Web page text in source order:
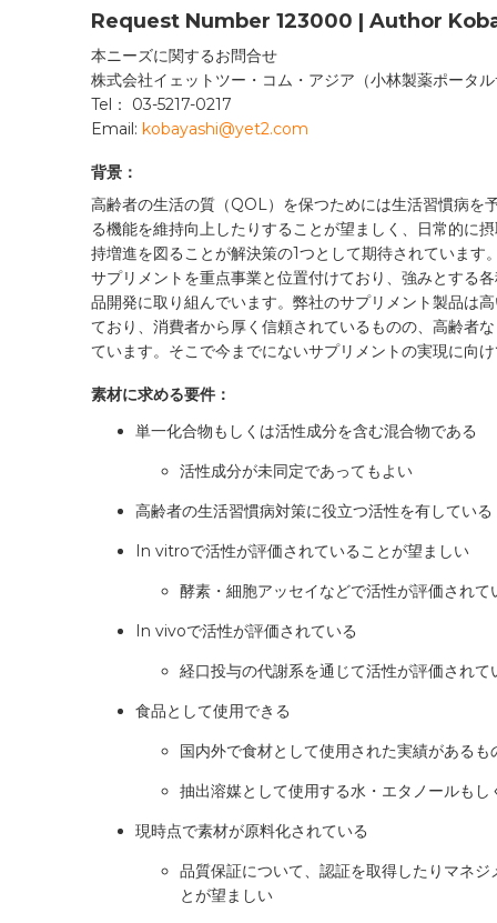
Request Number 123000 | Author
本ニーズに関するお問合せ
株式会社イェットツー・コム・アジア（小林製薬ポータ
Tel： 03-5217-0217
Email: kobayashi@yet2.com
背景：
高齢者の生活の質（QOL）を保つためには生活習慣病を
る機能を維持向上したりすることが望ましく、日常的に
持増進を図ることが解決策の1つとして期待されています
サプリメントを重点事業と位置付けており、強みとする
品開発に取り組んでいます。弊社のサプリメント製品は
ており、消費者から厚く信頼されているものの、高齢者
ています。そこで今までにないサプリメントの実現に向
素材に求める要件：
単一化合物もしくは活性成分を含む混合物である
活性成分が未同定であってもよい
高齢者の生活習慣病対策に役立つ活性を有している
In vitroで活性が評価されていることが望ましい
酵素・細胞アッセイなどで活性が評価されて
In vivoで活性が評価されている
経口投与の代謝系を通じて活性が評価されて
食品として使用できる
国内外で食材として使用された実績があるも
抽出溶媒として使用する水・エタノールも
現時点で素材が原料化されている
品質保証について、認証を取得したりマネ
とが望ましい